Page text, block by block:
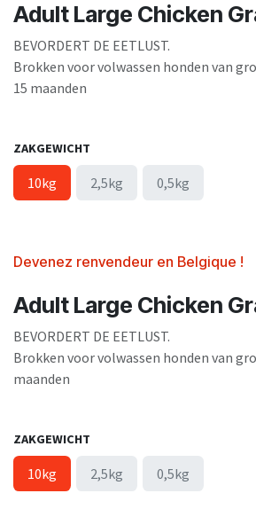
Adult Large Chicken
BEVORDERT DE EETLUST.
Brokken voor volwassen honden van
15 maanden
ZAKGEWICHT
10kg 2,5kg 0,5kg
Devenez renvendeur en Belgique !
Adult Large Chicken
BEVORDERT DE EETLUST.
Brokken voor volwassen honden van
maanden
ZAKGEWICHT
10kg 2,5kg 0,5kg